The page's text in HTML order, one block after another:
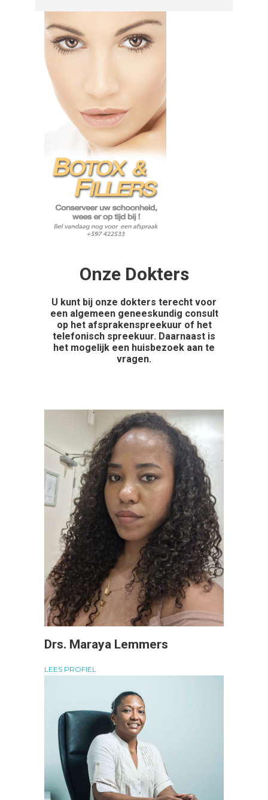
Onze Dokters
U kunt bij onze dokters terecht voor
een algemeen geneeskundig consult
op het afsprakenspreekuur of het
telefonisch spreekuur. Daarnaast is
het mogelijk een huisbezoek aan te
vragen.
Drs. Maraya Lemmers
LEES PROFIEL